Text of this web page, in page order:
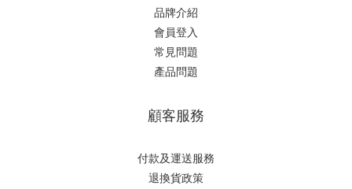
品牌介紹
會員登入
常見問題
產品問題
顧客服務
付款及運送服務
退換貨政策